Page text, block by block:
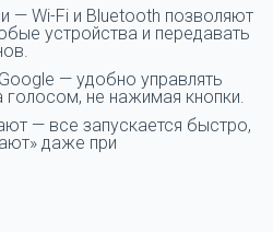
— Wi-Fi и Bluetooth позволяют
устройства и передавать
— удобно управлять
голосом, не нажимая кнопки.
— все запускается быстро,
даже при